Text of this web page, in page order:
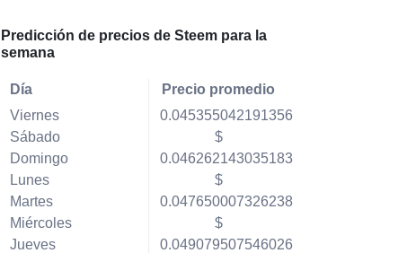
Predicción de precios de Steem para la
semana
Día
Viernes
Sábado
Domingo
Lunes
Martes
Miércoles
Jueves
Precio promedio
0.045355042191356
$
0.046262143035183
$
0.047650007326238
$
0.049079507546026